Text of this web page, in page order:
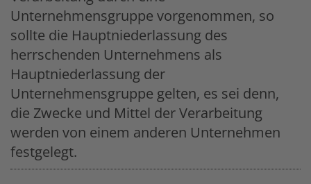
Unternehmensgruppe vorgenommen, so
sollte die Hauptniederlassung des
herrschenden Unternehmens als
Hauptniederlassung der
Unternehmensgruppe gelten, es sei denn,
die Zwecke und Mittel der Verarbeitung
werden von einem anderen Unternehmen
festgelegt.